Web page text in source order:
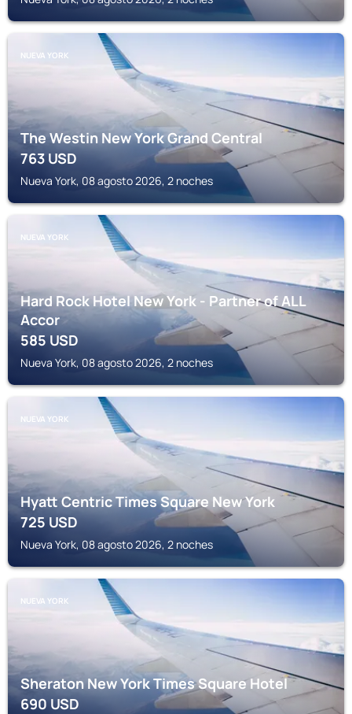
NUEVA YORK
The Westin New York Grand Central
763USD
Nueva York, 08 agosto 2026, 2 noches
NUEVA YORK
Hard Rock Hotel New York - Partner of ALL
Accor
585USD
Nueva York, 08 agosto 2026, 2 noches
NUEVA YORK
Hyatt Centric Times Square New York
725USD
Nueva York, 08 agosto 2026, 2 noches
NUEVA YORK
Sheraton New York Times Square Hotel
690USD